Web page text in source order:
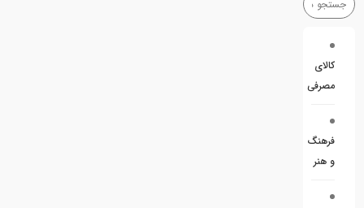
کالای
مصرفی
فرهنگ
و هنر